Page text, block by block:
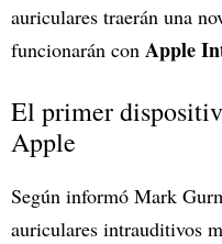
auriculares traerán una
funcionarán con Apple
El primer
Apple
Según informó Mark
auriculares intrauditivos